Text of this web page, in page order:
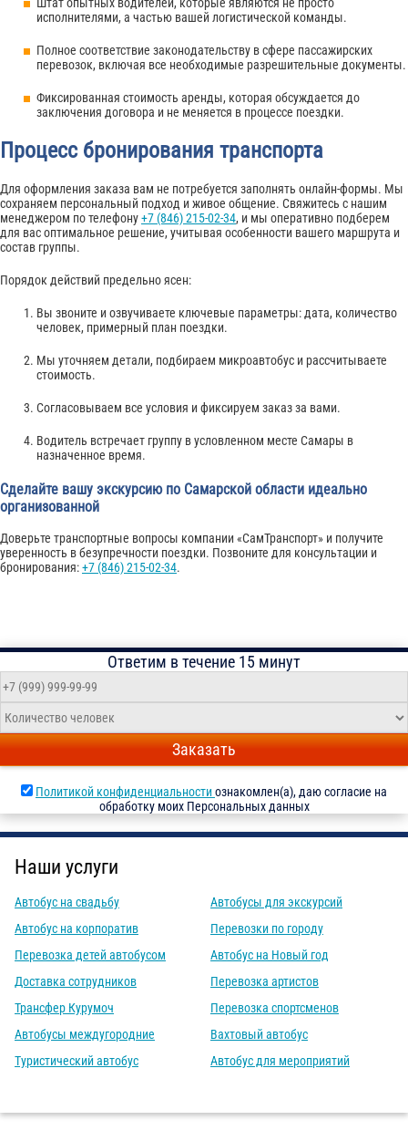
Штат опытных водителей, которые являются не просто
исполнителями, а частью вашей логистической команды.
Полное соответствие законодательству в сфере пассажирских
перевозок, включая все необходимые разрешительные документы.
Фиксированная стоимость аренды, которая обсуждается до
заключения договора и не меняется в процессе поездки.
Процесс бронирования транспорта
Для оформления заказа вам не потребуется заполнять онлайн-формы. Мы
сохраняем персональный подход и живое общение. Свяжитесь с нашим
менеджером по телефону+7 (846) 215-02-34, и мы оперативно подберем
для вас оптимальное решение, учитывая особенности вашего маршрута и
состав группы.
Порядок действий предельно ясен:
Вы звоните и озвучиваете ключевые параметры: дата, количество
человек, примерный план поездки.
Мы уточняем детали, подбираем микроавтобус и рассчитываете
стоимость.
Согласовываем все условия и фиксируем заказ за вами.
Водитель встречает группу в условленном месте Самары в
назначенное время.
Сделайте вашу экскурсию по Самарской области идеально
организованной
Доверьте транспортные вопросы компании «СамТранспорт» и получите
уверенность в безупречности поездки. Позвоните для консультации и
бронирования:+7 (846) 215-02-34.
Ответим в течение 15 минут
Заказать
Политикой конфиденциальностиознакомлен(а), даю согласие на
обработку моих Персональных данных
Наши услуги
Автобус на свадьбу
Автобус на корпоратив
Перевозка детей автобусом
Доставка сотрудников
Трансфер Курумоч
Автобусы междугородние
Туристический автобус
Автобусы для экскурсий
Перевозки по городу
Автобус на Новый год
Перевозка артистов
Перевозка спортсменов
Вахтовый автобус
Автобус для мероприятий